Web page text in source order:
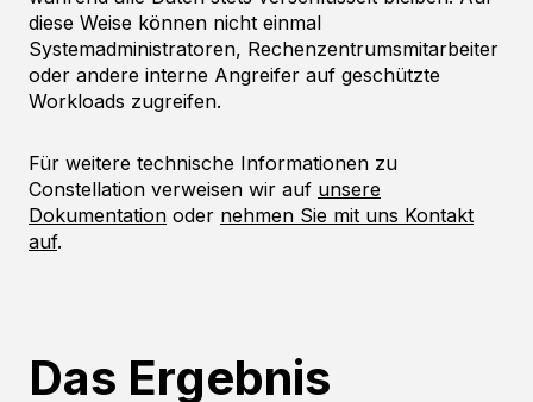
diese Weise können nicht einmal
Systemadministratoren, Rechenzentrumsmitarbeiter
oder andere interne Angreifer auf geschützte
Workloads zugreifen.
Für weitere technische Informationen zu
Constellation verweisen wir auf unsere
Dokumentation oder nehmen Sie mit uns Kontakt
auf.
Das Ergebnis